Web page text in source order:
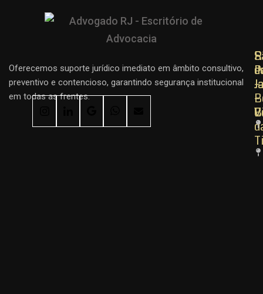
Oferecemos suporte jurídico imediato em âmbito consultivo,
preventivo e contencioso, garantindo segurança institucional
em todas as frentes.
–
–
–